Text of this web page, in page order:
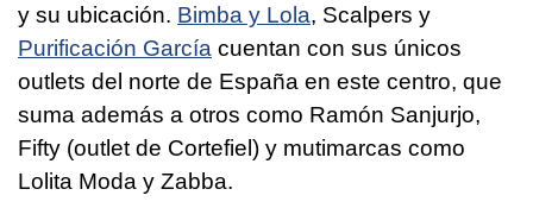
y su ubicación. Bimba y Lola, Scalpers y
Purificación García cuentan con sus únicos
outlets del norte de España en este centro, que
suma además a otros como Ramón Sanjurjo,
Fifty (outlet de Cortefiel) y mutimarcas como
Lolita Moda y Zabba.